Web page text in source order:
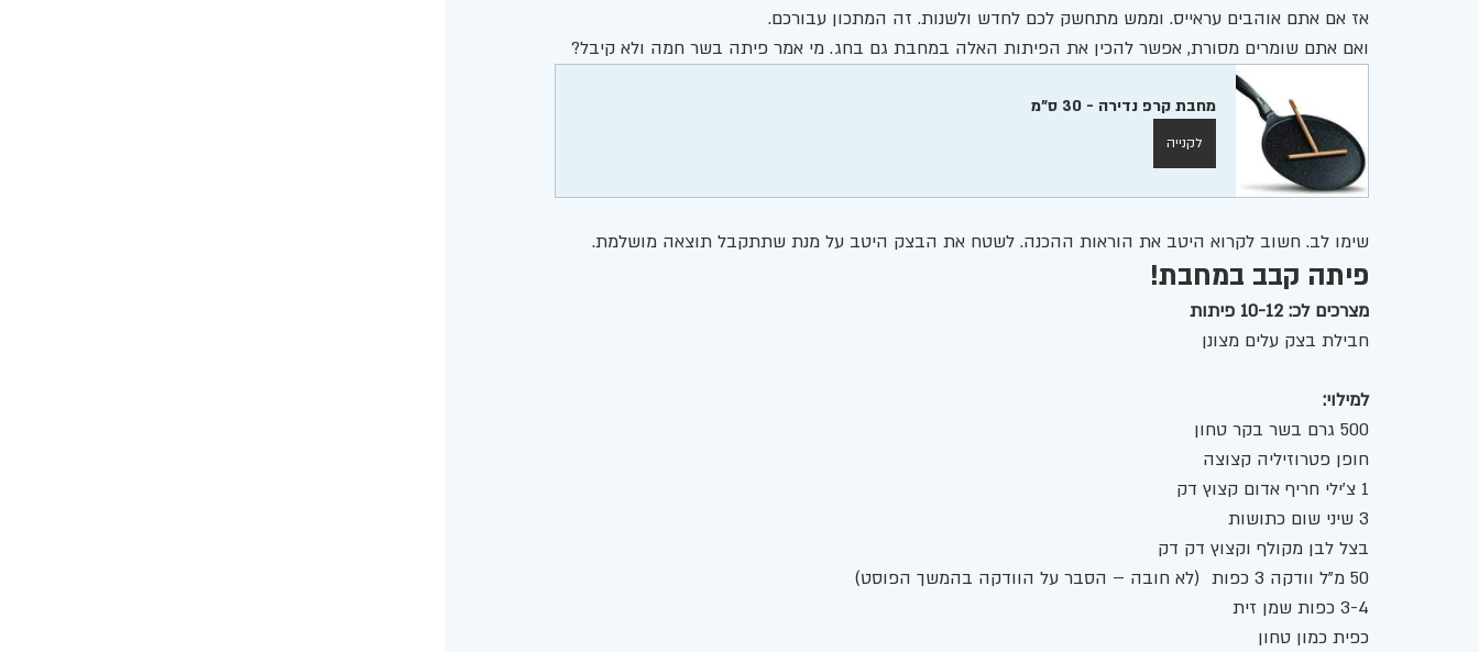
אז אם אתם אוהבים עראייס. וממש מתחשק לכם לחדש ולשנות. זה המתכון עבורכם.
ואם אתם שומרים מסורת, אפשר להכין את הפיתות האלה במחבת גם בחג. מי אמר פיתה בשר חמה ולא קיבל?
מחבת קרפ נדירה - 30 ס"מ
לקנייה
שימו לב. חשוב לקרוא היטב את הוראות ההכנה. לשטח את הבצק היטב על מנת שתתקבל תוצאה מושלמת.
פיתה קבב במחבת!
מצרכים לכ: 10-12 פיתות
חבילת בצק עלים מצונן
למילוי:
500 גרם בשר בקר טחון
חופן פטרוזיליה קצוצה
1 צ'ילי חריף אדום קצוץ דק
3 שיני שום כתושות
בצל לבן מקולף וקצוץ דק דק
50 מ"ל וודקה 3 כפות  (לא חובה – הסבר על הוודקה בהמשך הפוסט)
3-4 כפות שמן זית
כפית כמון טחון